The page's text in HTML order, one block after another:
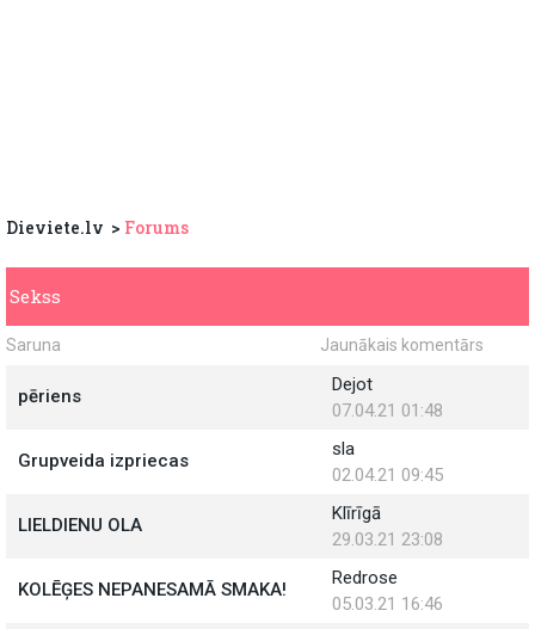
Dieviete.lv Forums
Sekss
Saruna Jaunākais komentārs
pēriens
Dejot
07.04.21 01:48
Grupveida izpriecas
sla
02.04.21 09:45
LIELDIENU OLA
Klīrīgā
29.03.21 23:08
KOLĒĢES NEPANESAMĀ SMAKA!
Redrose
05.03.21 16:46